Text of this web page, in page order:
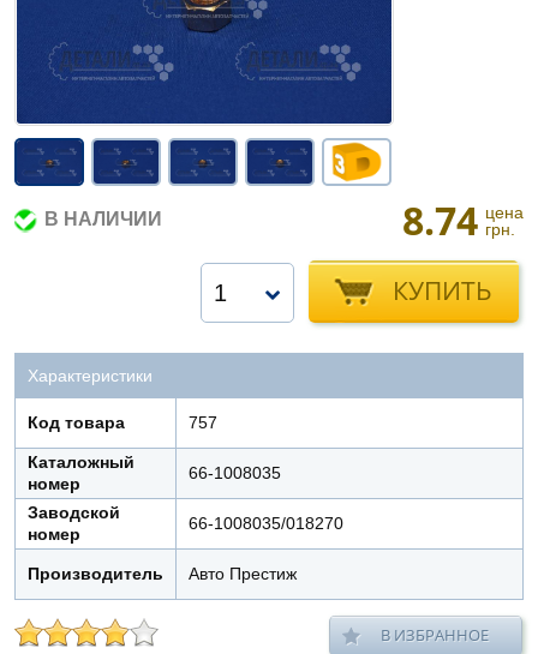
В НАЛИЧИИ 8.74 цена
грн.
КУПИТЬ
1
Характеристики
Код товара 757
Каталожный
номер
66-1008035
Заводской
номер
66-1008035/018270
Производитель Авто Престиж
В ИЗБРАННОЕ